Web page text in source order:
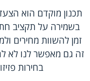
תכנון מוקדם הוא
בשמירה על תקציב
זמן להשוות מחירים
זה גם מאפשר לנו לא
בחירות